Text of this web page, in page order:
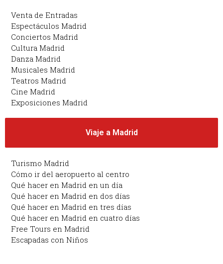
Venta de Entradas
Espectáculos Madrid
Conciertos Madrid
Cultura Madrid
Danza Madrid
Musicales Madrid
Teatros Madrid
Cine Madrid
Exposiciones Madrid
Viaje a Madrid
Turismo Madrid
Cómo ir del aeropuerto al centro
Qué hacer en Madrid en un día
Qué hacer en Madrid en dos días
Qué hacer en Madrid en tres días
Qué hacer en Madrid en cuatro días
Free Tours en Madrid
Escapadas con Niños